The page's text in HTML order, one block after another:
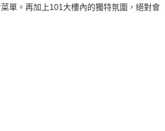
單。再加上101大樓內的獨特氛圍，絕對會